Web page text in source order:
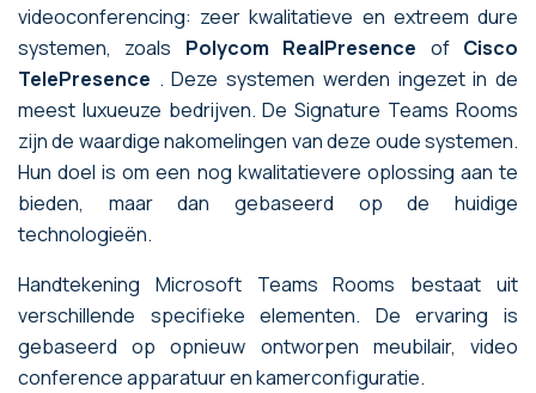
videoconferencing: zeer kwalitatieve en extreem dure
systemen, zoals Polycom RealPresence of Cisco
TelePresence . Deze systemen werden ingezet in de
meest luxueuze bedrijven. De Signature Teams Rooms
zijn de waardige nakomelingen van deze oude systemen.
Hun doel is om een nog kwalitatievere oplossing aan te
bieden, maar dan gebaseerd op de huidige
technologieën.
Handtekening Microsoft Teams Rooms bestaat uit
verschillende specifieke elementen. De ervaring is
gebaseerd op opnieuw ontworpen meubilair, video
conference apparatuur en kamerconfiguratie.